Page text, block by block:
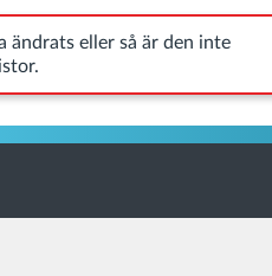
ändrats eller så är den inte
vår katalog efter liknande listor.